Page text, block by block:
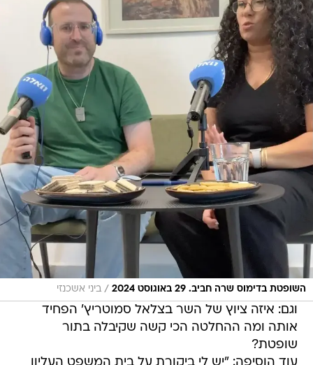
השופטת בדימוס שרה חביב. 29 באוגוסט 2024 / ביני אשכנזי
וגם: איזה ציוץ של השר בצלאל סמוטריץ' הפחיד
אותה ומה ההחלטה הכי קשה שקיבלה בתור
שופטת?